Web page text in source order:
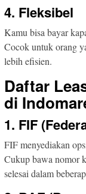
4. Fleksibel
Kamu bisa bayar
Cocok untuk orang
lebih efisien.
Daftar
di
1. FIF
FIF menyediakan
Cukup bawa nomor
selesai dalam